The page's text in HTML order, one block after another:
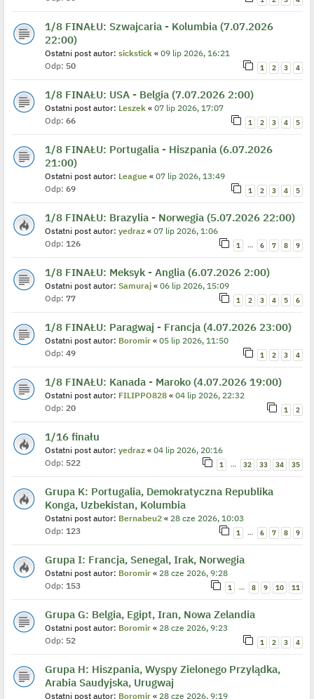
1/8 FINAŁU: Szwajcaria - Kolumbia (7.07.2026
22:00)
Ostatni post autor: sickstick « 09 lip 2026, 16:21
Odp: 50 1 2 3 4
1/8 FINAŁU: USA - Belgia (7.07.2026 2:00)
Ostatni post autor: Leszek « 07 lip 2026, 17:07
Odp: 66 1 2 3 4 5
1/8 FINAŁU: Portugalia - Hiszpania (6.07.2026
21:00)
Ostatni post autor: League « 07 lip 2026, 13:49
Odp: 69 1 2 3 4 5
1/8 FINAŁU: Brazylia - Norwegia (5.07.2026 22:00)
Ostatni post autor: yedraz « 07 lip 2026, 1:06
Odp: 126 1 … 6 7 8 9
1/8 FINAŁU: Meksyk - Anglia (6.07.2026 2:00)
Ostatni post autor: Samuraj « 06 lip 2026, 15:09
Odp: 77 1 2 3 4 5 6
1/8 FINAŁU: Paragwaj - Francja (4.07.2026 23:00)
Ostatni post autor: Boromir « 05 lip 2026, 11:50
Odp: 49 1 2 3 4
1/8 FINAŁU: Kanada - Maroko (4.07.2026 19:00)
Ostatni post autor: FILIPPO828 « 04 lip 2026, 22:32
Odp: 20 1 2
1/16 finału
Ostatni post autor: yedraz « 04 lip 2026, 20:16
Odp: 522 1 … 32 33 34 35
Grupa K: Portugalia, Demokratyczna Republika
Konga, Uzbekistan, Kolumbia
Ostatni post autor: Bernabeu2 « 28 cze 2026, 10:03
Odp: 123 1 … 6 7 8 9
Grupa I: Francja, Senegal, Irak, Norwegia
Ostatni post autor: Boromir « 28 cze 2026, 9:28
Odp: 153 1 … 8 9 10 11
Grupa G: Belgia, Egipt, Iran, Nowa Zelandia
Ostatni post autor: Boromir « 28 cze 2026, 9:23
Odp: 52 1 2 3 4
Grupa H: Hiszpania, Wyspy Zielonego Przylądka,
Arabia Saudyjska, Urugwaj
Ostatni post autor: Boromir « 28 cze 2026, 9:19